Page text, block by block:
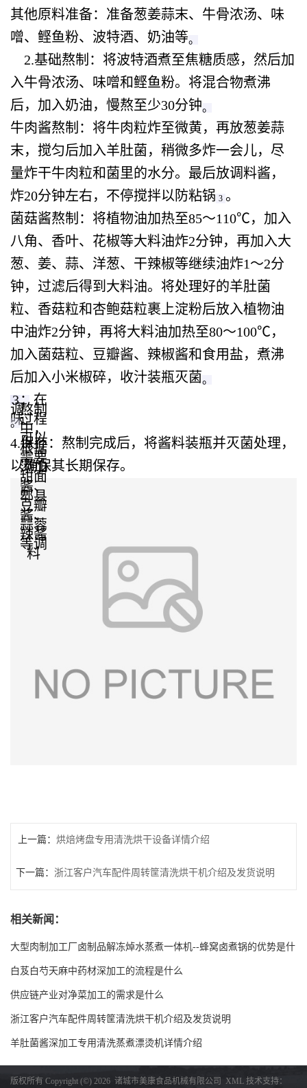
其他原料准备‌：准备葱姜蒜末、牛骨浓汤、味
噌、鲣鱼粉、波特酒、奶油等‌。
‌ 2.基础熬制 ‌：将波特酒煮至焦糖质感，然后加
入牛骨浓汤、味噌和鲣鱼粉。将混合物煮沸
后，加入奶油，慢熬至少30分钟‌。
牛肉酱熬制 ‌：将牛肉粒炸至微黄，再放葱姜蒜
末，搅匀后加入羊肚菌，稍微多炸一会儿，尽
量炸干牛肉粒和菌里的水分。最后放调料酱，
炸20分钟左右，不停搅拌以防粘锅‌ 3 。
菌菇酱熬制 ‌：将植物油加热至85～110℃，加入
八角、香叶、花椒等大料油炸2分钟，再加入大
葱、姜、蒜、洋葱、干辣椒等继续油炸1～2分
钟，过滤后得到大料油。将处理好的羊肚菌
粒、香菇粒和杏鲍菇粒裹上淀粉后放入植物油
中油炸2分钟，再将大料油加热至80～100℃，
加入菌菇粒、豆瓣酱、辣椒酱和食用盐，煮沸
后加入小米椒碎，收汁装瓶灭菌‌。
3.
调
味
‌：在
熬制
过程
中，
可以
根据
需要
添加
甜面
酱、
郫县
豆瓣
酱、
蒜蓉
辣酱
等调
料‌
。
4.保存‌：熬制完成后，将酱料装瓶并灭菌处理，
以确保其长期保存‌。
上一篇： 烘焙烤盘专用清洗烘干设备详情介绍
下一篇： 浙江客户汽车配件周转筐清洗烘干机介绍及发货说明
相关新闻：
大型肉制加工厂卤制品解冻焯水蒸煮一体机--蜂窝卤煮锅的优势是什
么
白芨白芍天麻中药材深加工的流程是什么
供应链产业对净菜加工的需求是什么
浙江客户汽车配件周转筐清洗烘干机介绍及发货说明
羊肚菌酱深加工专用清洗蒸煮漂烫机详情介绍
版权所有 Copyright (©) 2026 诸城市美康食品机械有限公司 XML 技术支持：